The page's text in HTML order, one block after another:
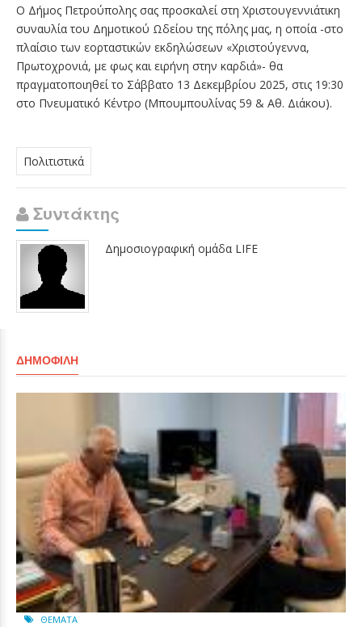
Ο Δήμος Πετρούπολης σας προσκαλεί στη Χριστουγεννιάτικη
συναυλία του Δημοτικού Ωδείου της πόλης μας, η οποία -στο
πλαίσιο των εορταστικών εκδηλώσεων «Χριστούγεννα,
Πρωτοχρονιά, με φως και ειρήνη στην καρδιά»- θα
πραγματοποιηθεί το Σάββατο 13 Δεκεμβρίου 2025, στις 19:30
στο Πνευματικό Κέντρο (Μπουμπουλίνας 59 & Αθ. Διάκου).
Πολιτιστικά
Συντάκτης
Δημοσιογραφική ομάδα LIFE
ΔΗΜΟΦΙΛΉ
ΘΈΜΑΤΑ